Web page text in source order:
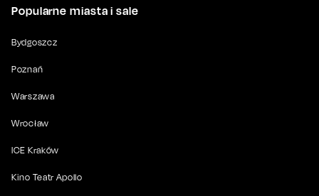
Popularne miasta i sale
Bydgoszcz
Poznań
Warszawa
Wrocław
ICE Kraków
Kino Teatr Apollo